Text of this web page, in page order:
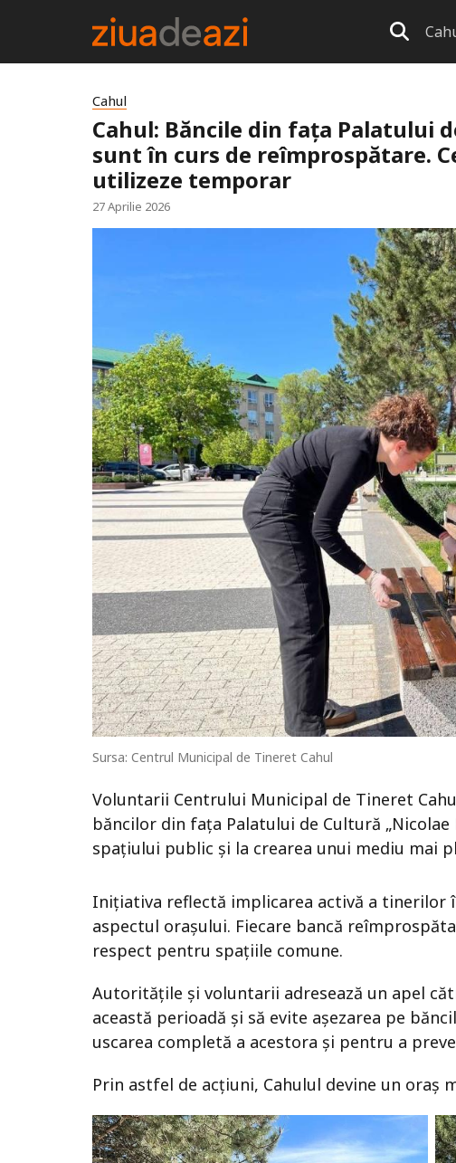
Cahul
Cahul: Băncile din fața Palatului
sunt în curs de reîmprospătare.
utilizeze temporar
27 Aprilie 2026
Sursa: Centrul Municipal de Tineret Cahul
Voluntarii Centrului Municipal de Tineret
băncilor din fața Palatului de Cultură
spațiului public și la crearea unui mediu mai
Inițiativa reflectă implicarea activă a tinerilor
aspectul orașului. Fiecare bancă
respect pentru spațiile comune.
Autoritățile și voluntarii adresează un apel
această perioadă și să evite așezarea pe
uscarea completă a acestora și pentru a
Prin astfel de acțiuni, Cahulul devine un